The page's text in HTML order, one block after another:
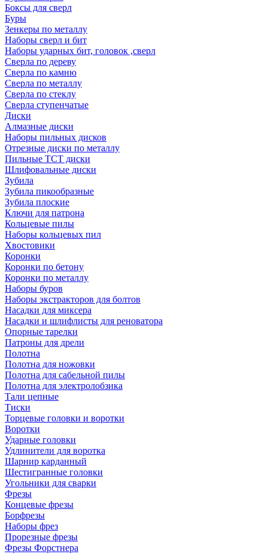
Боксы для сверл
Буры
Зенкеры по металлу
Наборы сверл и бит
Наборы ударных бит, головок ,сверл
Сверла по дереву
Сверла по камню
Сверла по металлу
Сверла по стеклу
Сверла ступенчатые
Диски
Алмазные диски
Наборы пильных дисков
Отрезные диски по металлу
Пильные TCT диски
Шлифовальные диски
Зубила
Зубила пикообразные
Зубила плоские
Ключи для патрона
Кольцевые пилы
Наборы кольцевых пил
Хвостовики
Коронки
Коронки по бетону
Коронки по металлу
Наборы буров
Наборы экстракторов для болтов
Насадки для миксера
Насадки и шлифлисты для реноватора
Опорные тарелки
Патроны для дрели
Полотна
Полотна для ножовки
Полотна для сабельной пилы
Полотна для электролобзика
Тали цепные
Тиски
Торцевые головки и воротки
Воротки
Ударные головки
Удлинители для воротка
Шарнир карданный
Шестигранные головки
Угольники для сварки
Фрезы
Концевые фрезы
Борфрезы
Наборы фрез
Прорезные фрезы
Фрезы Форстнера